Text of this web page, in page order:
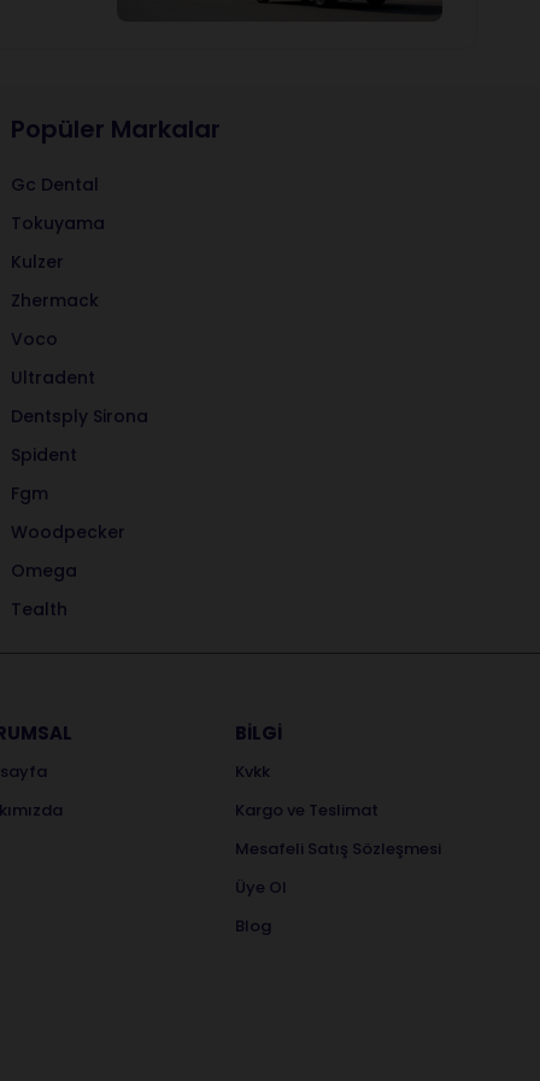
Popüler Markalar
Gc Dental
Tokuyama
Kulzer
Zhermack
Voco
Ultradent
Dentsply Sirona
Spident
Fgm
Woodpecker
Omega
Tealth
BİLGİ
Kvkk
Kargo ve Teslimat
Mesafeli Satış Sözleşmesi
Üye Ol
Blog